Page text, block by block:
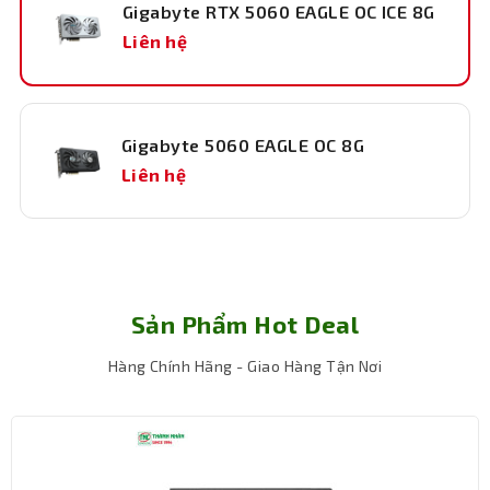
Gigabyte RTX 5060 EAGLE OC ICE 8G
Liên hệ
Gigabyte 5060 EAGLE OC 8G
Liên hệ
Sản Phẩm Hot Deal
Hàng Chính Hãng - Giao Hàng Tận Nơi